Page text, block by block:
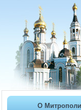
О